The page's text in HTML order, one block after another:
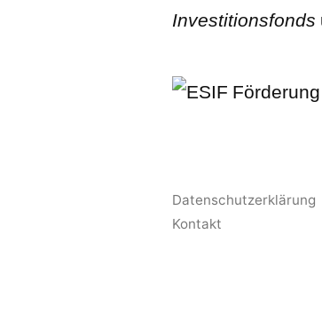
Investitionsfonds
Datenschutzerklärung
Kontakt